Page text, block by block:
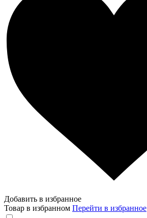
Добавить в избранное
Товар в избранном Перейти в избранное